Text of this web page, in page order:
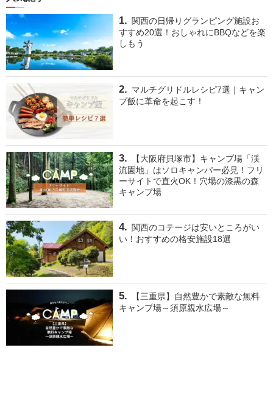
関西の日帰りグランピング施設お
すすめ20選！おしゃれにBBQなどを楽
しもう
マルチグリドルレシピ7選｜キャン
プ飯に革命を起こす！
【大阪府貝塚市】キャンプ場「渓
流園地」はソロキャンパー必見！フリ
ーサイトで直火OK！穴場の漆黒の森
キャンプ場
関西のコテージは安いところがい
い！おすすめの格安施設18選
【三重県】自然豊かで素敵な無料
キャンプ場～須原親水広場～